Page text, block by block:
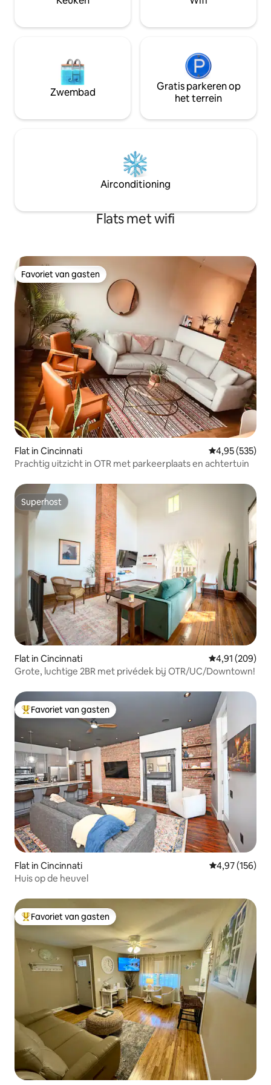
Zwembad
Gratis parkeren op
het terrein
Airconditioning
Flats met wifi
Favoriet van gasten
Favoriet van gasten
Flat in Cincinnati Gemiddelde
4,95 (535)
Prachtig uitzicht in OTR met parkeerplaats en achtertuin
Superhost
Superhost
Flat in Cincinnati Gemiddelde
4,91 (209)
Grote, luchtige 2BR met privédek bij OTR/UC/Downtown!
Topfavoriet van gasten
Favoriet van gasten
Flat in Cincinnati Gemiddelde
4,97 (156)
Huis op de heuvel
Topfavoriet van gasten
Favoriet van gasten